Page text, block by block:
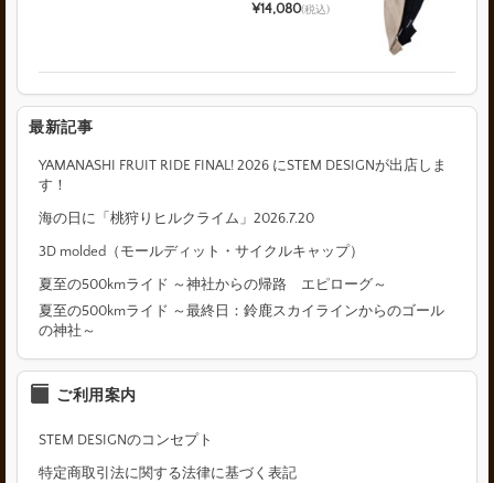
¥14,080(税込)
最新記事
YAMANASHI FRUIT RIDE FINAL! 2026 にSTEM DESIGNが出店しま
す！
海の日に「桃狩りヒルクライム」2026.7.20
3D molded（モールディット・サイクルキャップ）
夏至の500kmライド ～神社からの帰路 エピローグ～
夏至の500kmライド ～最終日：鈴鹿スカイラインからのゴール
の神社～
ご利用案内
STEM DESIGNのコンセプト
特定商取引法に関する法律に基づく表記